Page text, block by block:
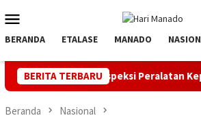
ke
kontenMobile
BERANDA ETALASE MANADO
BERITA TERBARU
Inspeksi Peralatan Kepulauan Nusa
Beranda Nasional